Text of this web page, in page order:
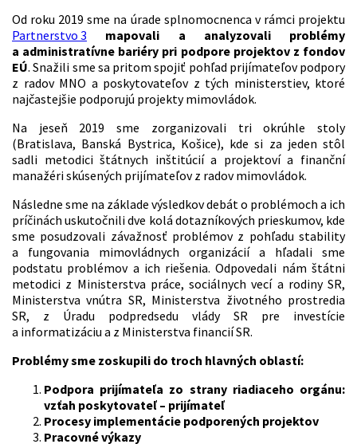
Od roku 2019 sme na úrade splnomocnenca v rámci projektu
Partnerstvo 3
mapovali a analyzovali problémy
a administratívne bariéry pri podpore projektov z fondov
EÚ. Snažili sme sa pritom spojiť pohľad prijímateľov podpory
z radov MNO a poskytovateľov z tých ministerstiev, ktoré
najčastejšie podporujú projekty mimovládok.
Na jeseň 2019 sme zorganizovali tri okrúhle stoly
(Bratislava, Banská Bystrica, Košice), kde si za jeden stôl
sadli metodici štátnych inštitúcií a projektoví a finanční
manažéri skúsených prijímateľov z radov mimovládok.
Následne sme na základe výsledkov debát o problémoch a ich
príčinách uskutočnili dve kolá dotazníkových prieskumov, kde
sme posudzovali závažnosť problémov z pohľadu stability
a fungovania mimovládnych organizácií a hľadali sme
podstatu problémov a ich riešenia. Odpovedali nám štátni
metodici z Ministerstva práce, sociálnych vecí a rodiny SR,
Ministerstva vnútra SR, Ministerstva životného prostredia
SR, z Úradu podpredsedu vlády SR pre investície
a informatizáciu a z Ministerstva financií SR.
Problémy sme zoskupili do troch hlavných oblastí:
Podpora prijímateľa zo strany riadiaceho orgánu:
vzťah poskytovateľ – prijímateľ
Procesy implementácie podporených projektov
Pracovné výkazy